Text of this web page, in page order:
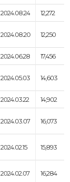
2024.08.24 12,272
2024.08.20 12,250
2024.06.28 17,456
2024.05.03 14,603
2024.03.22 14,902
2024.03.07 16,073
2024.02.15 15,893
2024.02.07 16,284